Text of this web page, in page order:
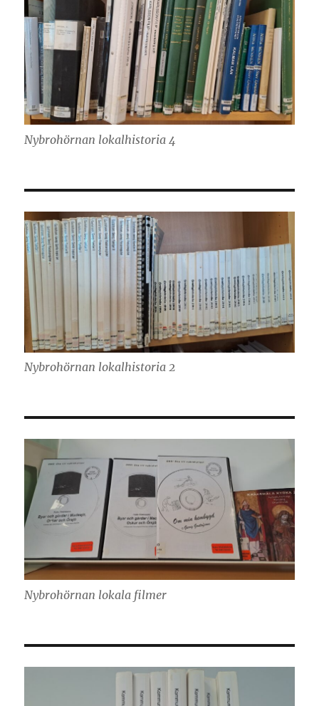
Nybrohörnan lokalhistoria 4
Nybrohörnan lokalhistoria 2
Nybrohörnan lokala filmer